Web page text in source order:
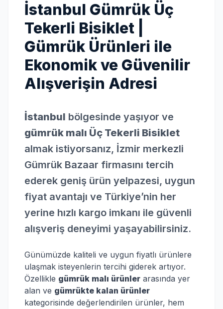
İstanbul Gümrük Üç
Tekerli Bisiklet |
Gümrük Ürünleri ile
Ekonomik ve Güvenilir
Alışverişin Adresi
İstanbul bölgesinde yaşıyor ve
gümrük malı Üç Tekerli Bisiklet
almak istiyorsanız, İzmir merkezli
Gümrük Bazaar firmasını tercih
ederek geniş ürün yelpazesi, uygun
fiyat avantajı ve Türkiye’nin her
yerine hızlı kargo imkanı ile güvenli
alışveriş deneyimi yaşayabilirsiniz.
Günümüzde kaliteli ve uygun fiyatlı ürünlere
ulaşmak isteyenlerin tercihi giderek artıyor.
Özellikle gümrük malı ürünler arasında yer
alan ve gümrükte kalan ürünler
kategorisinde değerlendirilen ürünler, hem